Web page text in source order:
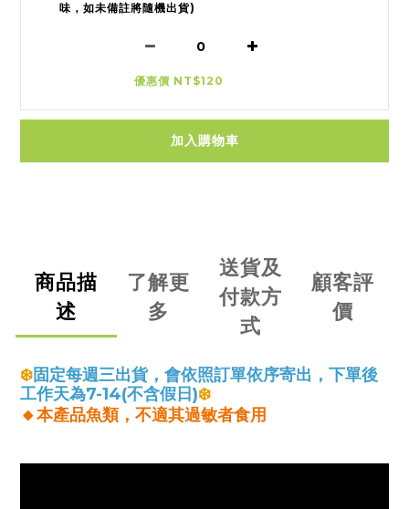
味，如未備註將隨機出貨)
優惠價 NT$120
加入購物車
商品描
述
了解更
多
送貨及
付款方
式
顧客評
價
❄️固定每週三出貨，會依照訂單依序寄出，下單後
工作天為7-14(不含假日)❄️
🔸本產品魚類，不適其過敏者食用